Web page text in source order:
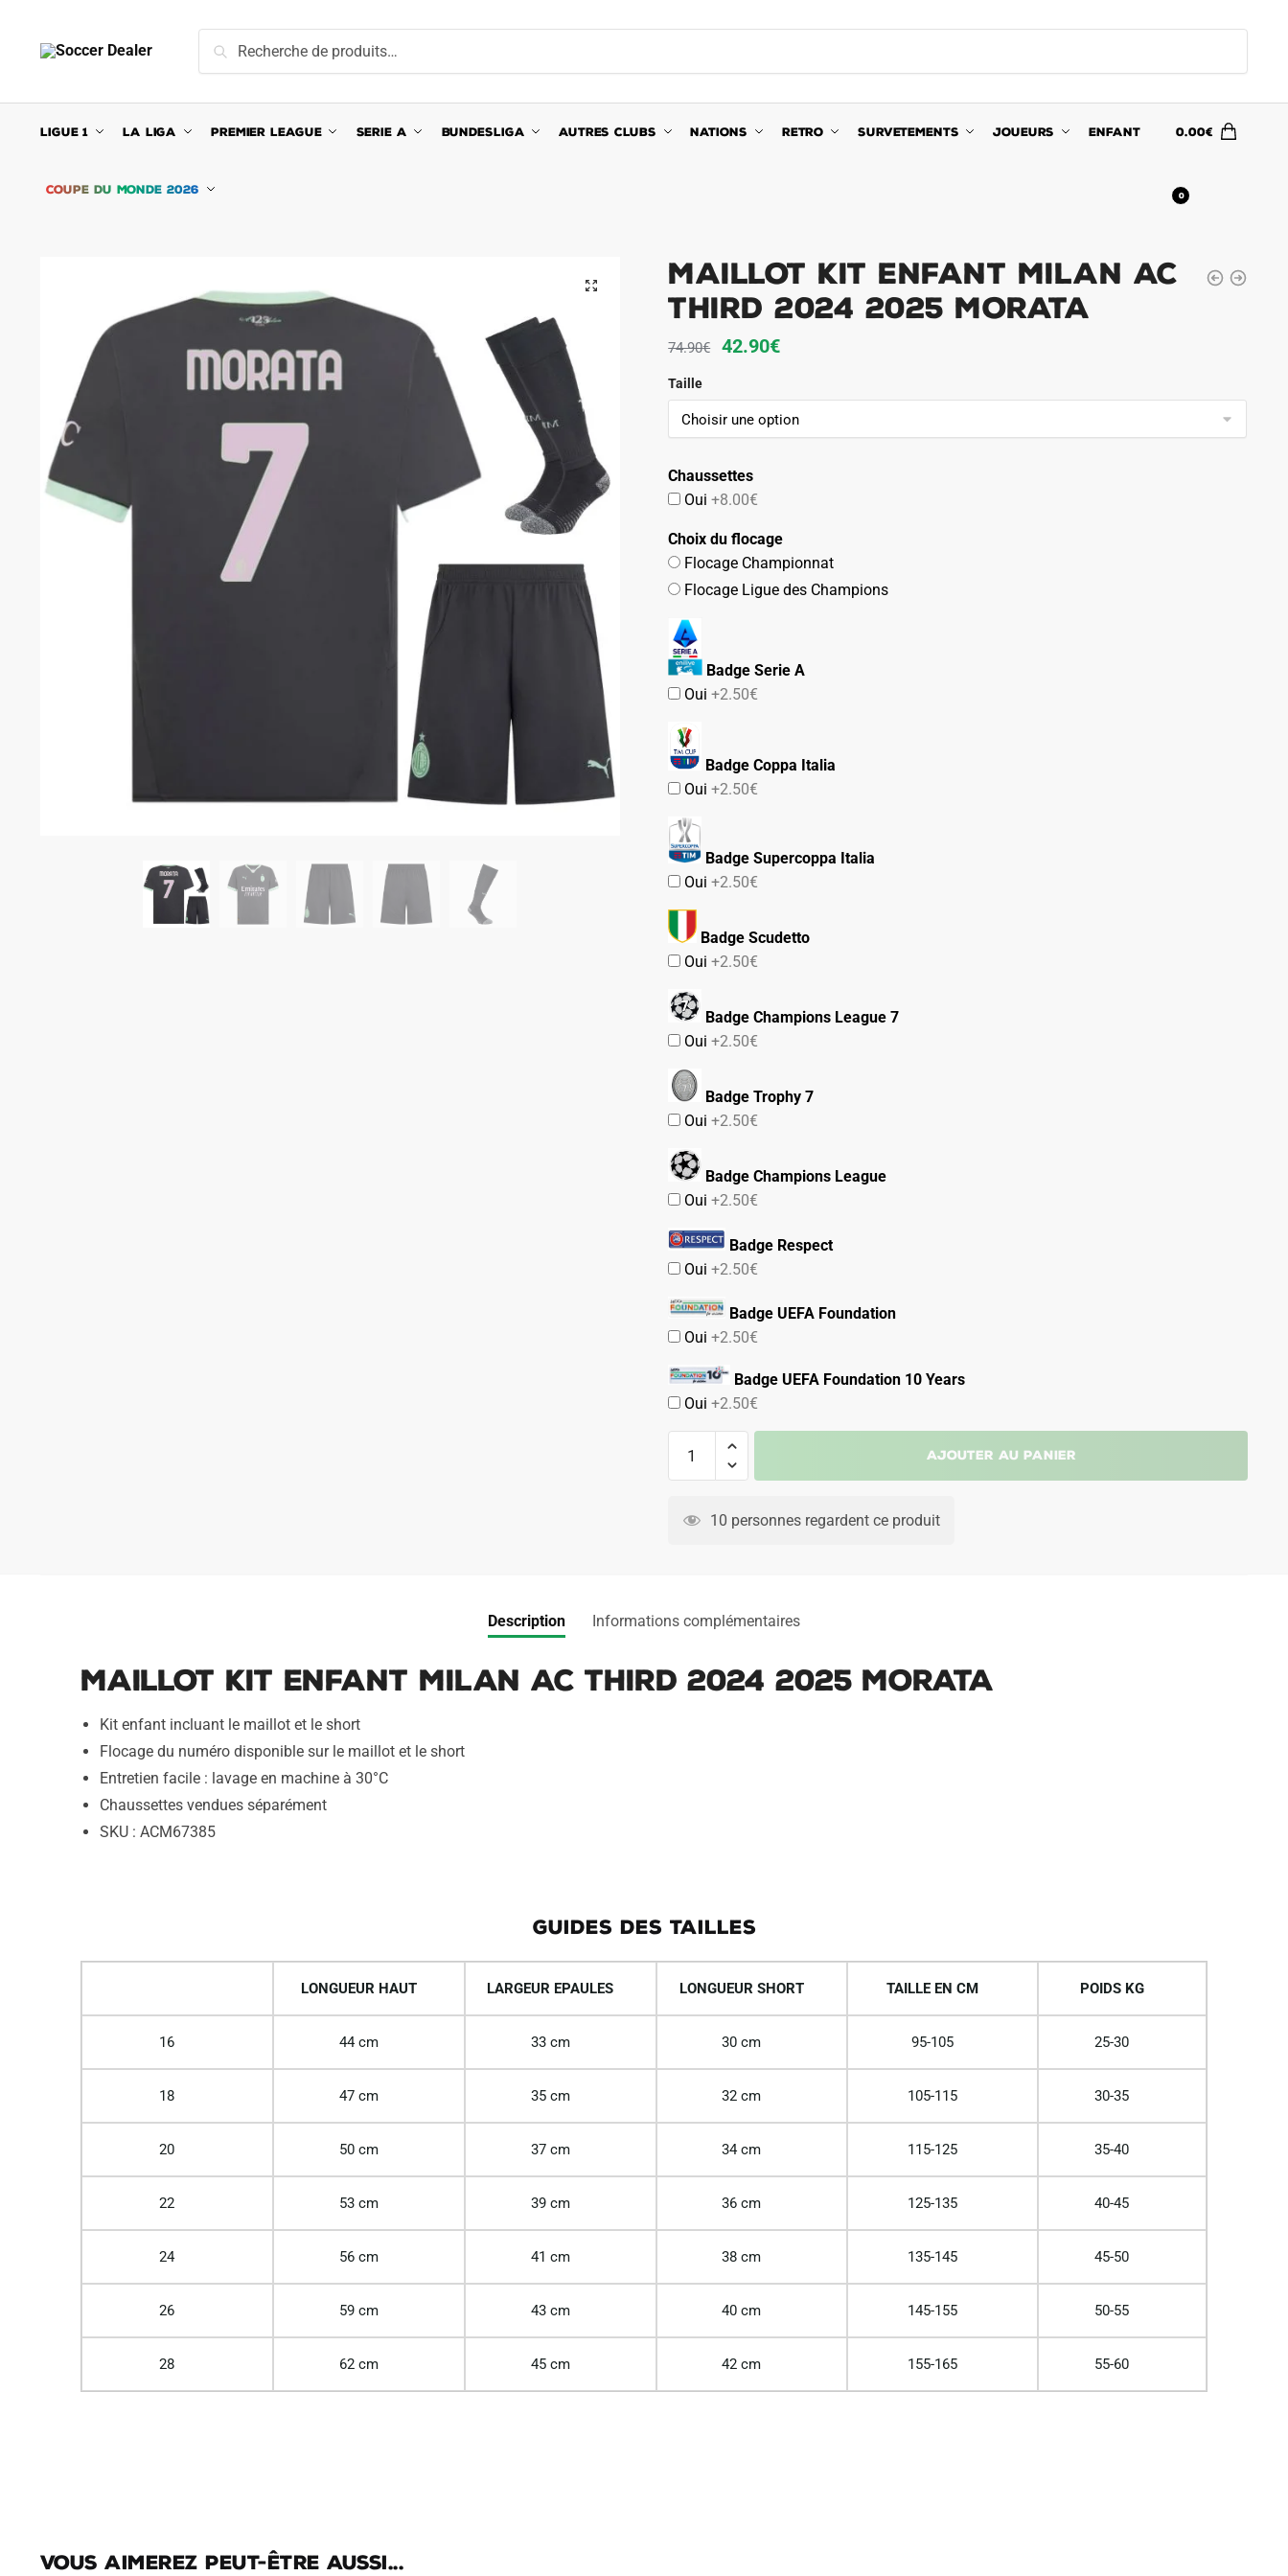
navigation
content
pour :
Recherche
LIGUE 1 LA LIGA PREMIER LEAGUE SERIE A BUNDESLIGA AUTRES CLUBS NATIONS RETRO SURVETEMENTS JOUEURS ENFANT
COUPE DU MONDE 2026
0.00€
0
🔍
Maillot Kit Enfant Milan AC
Third 2024 2025 Morata
74.90€
Le
initial
était :
42.90€Le
actuel
est :
Taille
Chaussettes
Oui+8.00€
Choix du flocage
Flocage Championnat
Flocage Ligue des Champions
Badge Serie A
Oui+2.50€
Badge Coppa Italia
Oui+2.50€
Badge Supercoppa Italia
Oui+2.50€
Badge Scudetto
Oui+2.50€
Badge Champions League 7
Oui+2.50€
Badge Trophy 7
Oui+2.50€
Badge Champions League
Oui+2.50€
Badge Respect
Oui+2.50€
Badge UEFA Foundation
Oui+2.50€
Badge UEFA Foundation 10 Years
Oui+2.50€
Kit
Morata
Ajouter au panier
i
10 personnes regardent ce produit
Description Informations complémentaires
Maillot Kit Enfant Milan AC Third 2024 2025 Morata
Kit enfant incluant le maillot et le short
Flocage du numéro disponible sur le maillot et le short
Entretien facile : lavage en machine à 30°C
Chaussettes vendues séparément
SKU : ACM67385
GUIDES DES TAILLES
LONGUEUR HAUT LARGEUR EPAULES LONGUEUR SHORT TAILLE EN CM POIDS KG
16 44 cm 33 cm 30 cm 95-105 25-30
18 47 cm 35 cm 32 cm 105-115 30-35
20 50 cm 37 cm 34 cm 115-125 35-40
22 53 cm 39 cm 36 cm 125-135 40-45
24 56 cm 41 cm 38 cm 135-145 45-50
26 59 cm 43 cm 40 cm 145-155 50-55
28 62 cm 45 cm 42 cm 155-165 55-60
Vous aimerez peut-être aussi...